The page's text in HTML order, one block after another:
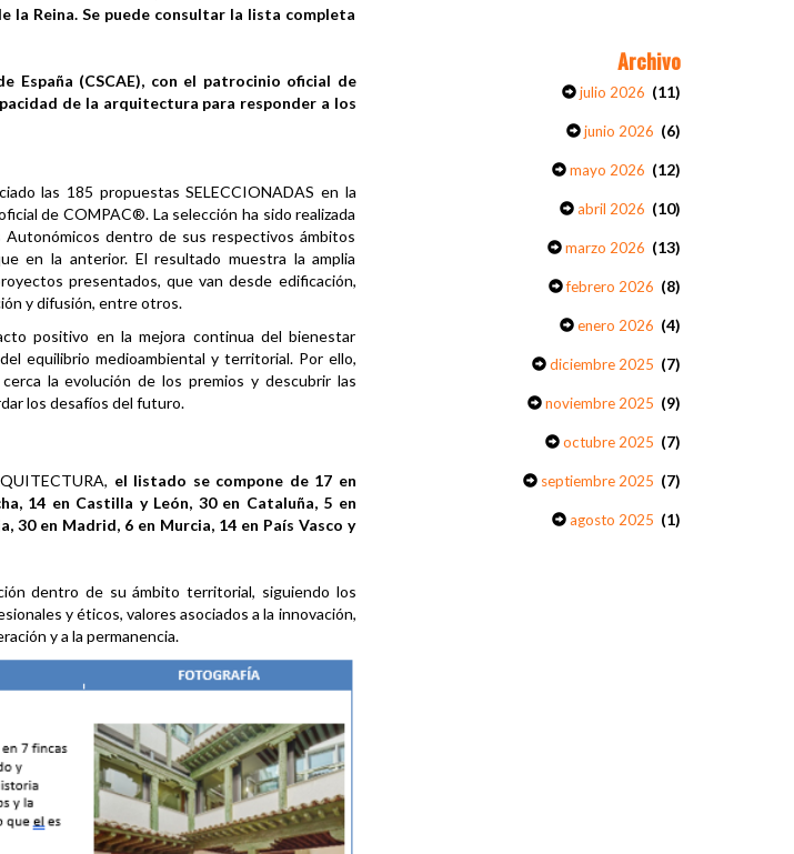
Reina. Se puede consultar la lista completa
España (CSCAE), con el patrocinio oficial de
de la arquitectura para responder a los
las 185 propuestas SELECCIONADAS en la
de COMPAC®. La selección ha sido realizada
dentro de sus respectivos ámbitos
en la anterior. El resultado muestra la amplia
presentados, que van desde edificación,
y difusión, entre otros.
positivo en la mejora continua del bienestar
equilibrio medioambiental y territorial. Por ello,
la evolución de los premios y descubrir las
los desafíos del futuro.
el listado se compone de 17 en
14 en Castilla y León, 30 en Cataluña, 5 en
30 en Madrid, 6 en Murcia, 14 en País Vasco y
dentro de su ámbito territorial, siguiendo los
y éticos, valores asociados a la innovación,
y a la permanencia.
Archivo
julio 2026 (11)
junio 2026 (6)
mayo 2026 (12)
abril 2026 (10)
marzo 2026 (13)
febrero 2026 (8)
enero 2026 (4)
diciembre 2025 (7)
noviembre 2025 (9)
octubre 2025 (7)
septiembre 2025 (7)
agosto 2025 (1)